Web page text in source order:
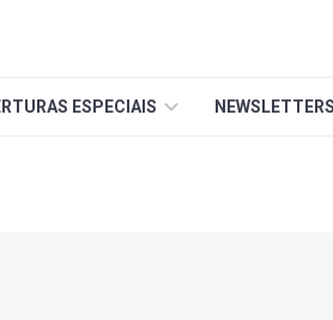
ESPECIAIS NEWSLETTERS